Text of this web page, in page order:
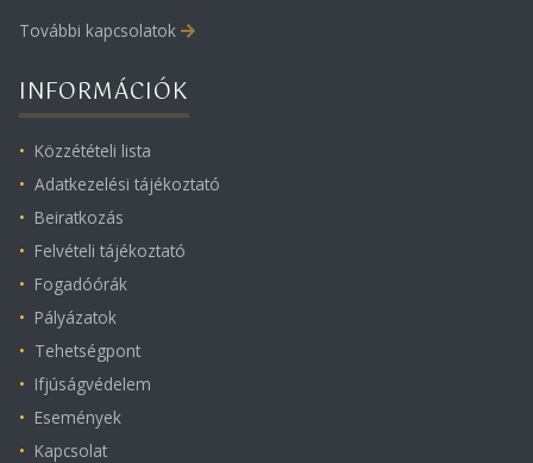
További kapcsolatok
INFORMÁCIÓK
Közzétételi lista
Adatkezelési tájékoztató
Beiratkozás
Felvételi tájékoztató
Fogadóórák
Pályázatok
Tehetségpont
Ifjúságvédelem
Események
Kapcsolat